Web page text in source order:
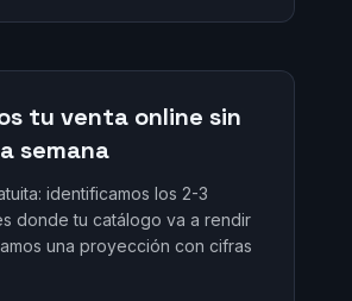
tu venta online sin
semana
identificamos los 2-3
donde tu catálogo va a rendir
una proyección con cifras